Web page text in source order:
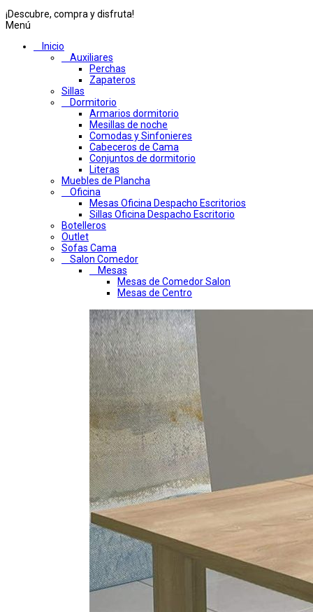
¡Descubre, compra y disfruta!
Menú
Inicio
Auxiliares
Perchas
Zapateros
Sillas
Dormitorio
Armarios dormitorio
Mesillas de noche
Comodas y Sinfonieres
Cabeceros de Cama
Conjuntos de dormitorio
Literas
Muebles de Plancha
Oficina
Mesas Oficina Despacho Escritorios
Sillas Oficina Despacho Escritorio
Botelleros
Outlet
Sofas Cama
Salon Comedor
Mesas
Mesas de Comedor Salon
Mesas de Centro